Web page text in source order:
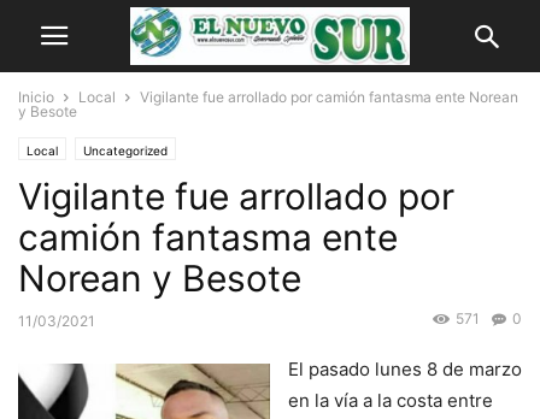
Inicio Local
Vigilante fue arrollado por camión fantasma ente Norean
y Besote
Local Uncategorized
Vigilante fue arrollado por
camión fantasma ente
Norean y Besote
11/03/2021 0
571
El pasado lunes 8 de marzo
en la vía a la costa entre